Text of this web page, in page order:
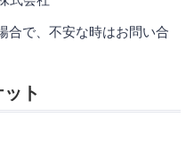
合で、不安な時はお問い合
ト